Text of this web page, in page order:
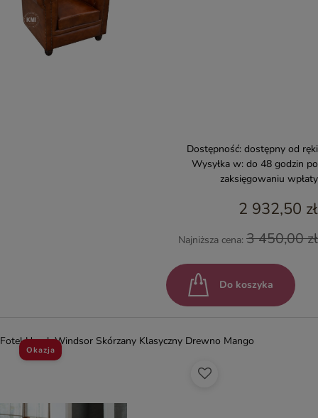
Dostępność: dostępny od ręki
Wysyłka w: do 48 godzin po
zaksięgowaniu wpłaty
2 932,50 zł
Najniższa cena: 3 450,00 zł
Do koszyka
Fotel Uszak Windsor Skórzany Klasyczny Drewno Mango
Okazja